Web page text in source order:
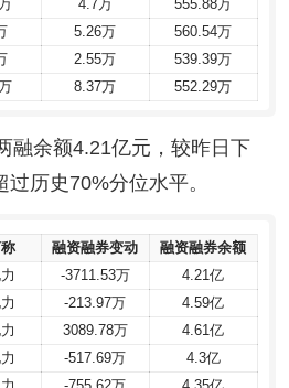
4.7万
555.88万
5.26万
560.54万
2.55万
539.39万
8.37万 552.29万
4.7万
555.88万
5.26万
560.54万
2.55万
539.39万
8.37万 552.29万
融余额4.21亿元，较昨日下
历史70%分位水平。
融资融券变动
融资融券余额
-3711.53万
4.21亿
-213.97万
4.59亿
3089.78万
4.61亿
-517.69万
4.3亿
融资融券变动
融资融券余额
-3711.53万
4.21亿
-213.97万
4.59亿
3089.78万
4.61亿
-517.69万
4.3亿